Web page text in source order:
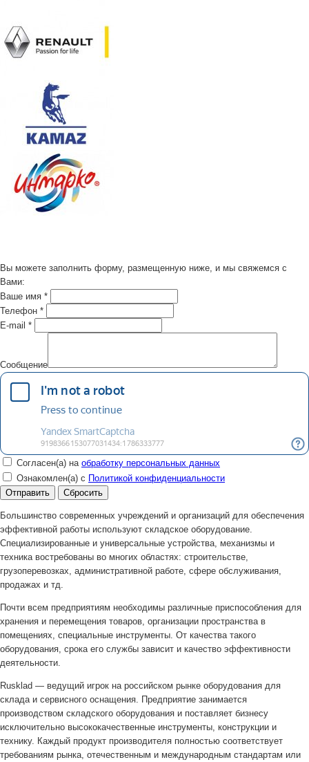
Вы можете заполнить форму, размещенную ниже, и мы свяжемся с
Вами:
Ваше имя *
Телефон *
E-mail *
Сообщение
Согласен(а) на обработку персональных данных
Ознакомлен(а) с Политикой конфиденциальности
Сбросить
Большинство современных учреждений и организаций для обеспечения
эффективной работы используют складское оборудование.
Специализированные и универсальные устройства, механизмы и
техника востребованы во многих областях: строительстве,
грузоперевозках, административной работе, сфере обслуживания,
продажах и тд.
Почти всем предприятиям необходимы различные приспособления для
хранения и перемещения товаров, организации пространства в
помещениях, специальные инструменты. От качества такого
оборудования, срока его службы зависит и качество эффективности
деятельности.
Rusklad — ведущий игрок на российском рынке оборудования для
склада и сервисного оснащения. Предприятие занимается
производством складского оборудования и поставляет бизнесу
исключительно высококачественные инструменты, конструкции и
технику. Каждый продукт производителя полностью соответствует
требованиям рынка, отечественным и международным стандартам или